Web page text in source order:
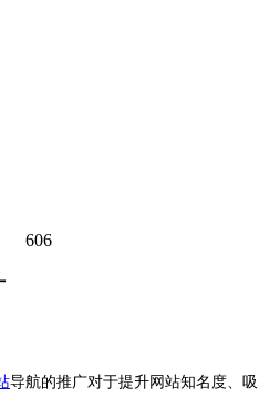
606
导航的推广对于提升网站知名度、吸